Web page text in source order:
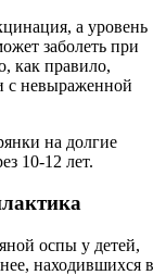
а уровень
заболеть при
как правило,
с невыраженной
на долгие
10-12 лет.
оспы у детей,
находившихся в